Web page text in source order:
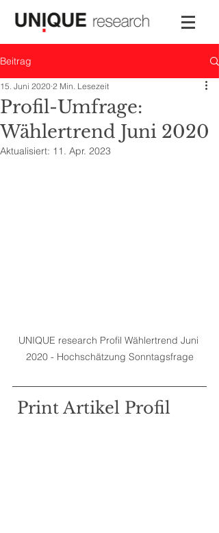
Beitrag
Profil-Umfrage:
Wählertrend Juni 2020
15. Juni 2020 2 Min. Lesezeit
Aktualisiert: 11. Apr. 2023
UNIQUE research Profil Wählertrend Juni
2020 - Hochschätzung Sonntagsfrage
Print Artikel Profil